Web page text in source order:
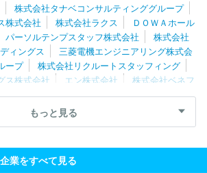
株式会社タナベコンサルティンググループ
株式会社
株式会社ラクス
ＤＯＷＡホール
パーソルテンプスタッフ株式会社
株式会社
ィングス
三菱電機エンジニアリング株式会
ープ
株式会社リクルートスタッフィング
ス株式会社
エン株式会社
株式会社ベネフ
社レイヤーズ・コンサルティング
株式会社
式会社 株式会社構造計画研究所
三菱ケミ
イメントゲートウェイ株式会社
グリーホー
株式会社ネオキャリア
もっと見る
業をすべて見る